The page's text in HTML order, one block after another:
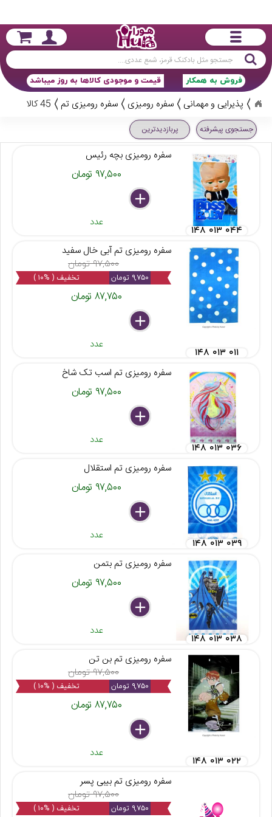
جستجو
قیمت و موجودی کالاها به روز میباشد فروش به همکار
پذیرایی و مهمانی سفره رومیزی سفره رومیزی تم 45 کالا
جستجوی پیشرفته پربازدیدترین
سفره رومیزی بچه رئیس
۹۷,۵۰۰ تومان
delete
remove
add
عدد
۱۴۸ ۰۱۳ ۰۴۴
سفره رومیزی تم آبی خال سفید
۹۷,۵۰۰ تومان
۹,۷۵۰ تومان تخفیف ( %۱۰ )
۸۷,۷۵۰ تومان
delete
remove
add
عدد
۱۴۸ ۰۱۳ ۰۱۱
سفره رومیزی تم اسب تک شاخ
۹۷,۵۰۰ تومان
delete
remove
add
عدد
۱۴۸ ۰۱۳ ۰۳۶
سفره رومیزی تم استقلال
۹۷,۵۰۰ تومان
delete
remove
add
عدد
۱۴۸ ۰۱۳ ۰۳۹
سفره رومیزی تم بتمن
۹۷,۵۰۰ تومان
delete
remove
add
عدد
۱۴۸ ۰۱۳ ۰۳۸
سفره رومیزی تم بن تن
۹۷,۵۰۰ تومان
۹,۷۵۰ تومان تخفیف ( %۱۰ )
۸۷,۷۵۰ تومان
delete
remove
add
عدد
۱۴۸ ۰۱۳ ۰۲۲
سفره رومیزی تم بیبی پسر
۹۷,۵۰۰ تومان
۹,۷۵۰ تومان تخفیف ( %۱۰ )